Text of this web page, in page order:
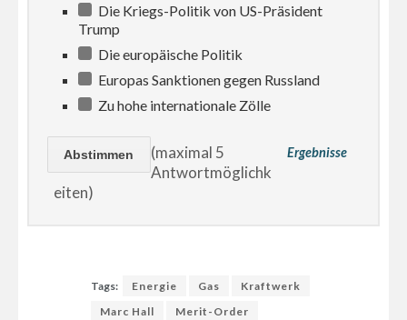
Die Kriegs-Politik von US-Präsident
Trump
Die europäische Politik
Europas Sanktionen gegen Russland
Zu hohe internationale Zölle
Ergebnisse
(maximal 5
Antwortmöglichk
eiten)
Tags: Energie Gas
Kraftwerk
Marc Hall
Merit-Order